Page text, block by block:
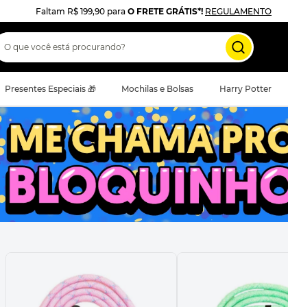
Faltam R$ 199,90 para O FRETE GRÁTIS*! REGULAMENTO
que você está procurando?
Presentes Especiais 🎁 Mochilas e Bolsas Harry Potter